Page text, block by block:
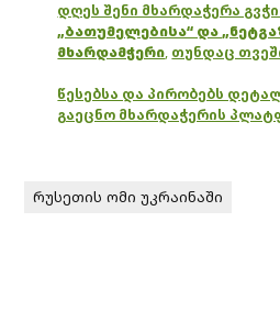
დღეს შენი მხარდაჭერა
„ბათუმელებისა“ და
მხარდამჭერი, თუნდაც
წესებსა და პირობებს
გაეცნო მხარდაჭერის
რუსეთის ომი უკრაინაში